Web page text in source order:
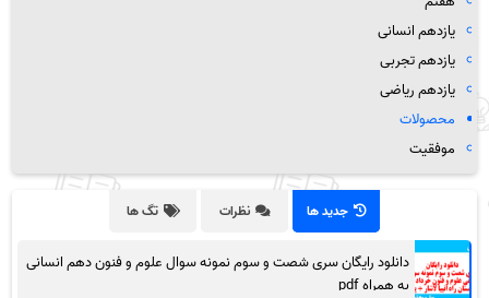
یازدهم انسانی
یازدهم تجربی
یازدهم ریاضی
محصولات
موفقیت
جدید ها نظرات تگ ها
دانلود رایگان سری شصت و سوم نمونه سوال علوم و فنون دهم انسانی
به همراه pdf